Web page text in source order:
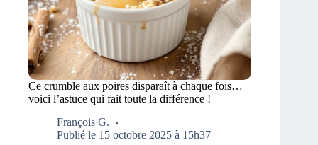
Ce crumble aux poires disparaît à chaque fois…
voici l’astuce qui fait toute la différence !
François G.
Publié le 15 octobre 2025 à 15h37